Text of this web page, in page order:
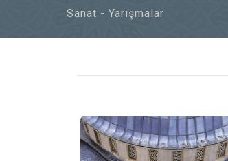
Sanat - Yarışmalar